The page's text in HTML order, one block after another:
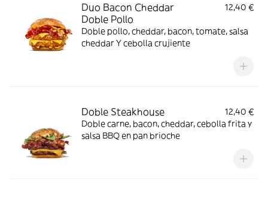
Duo Bacon Cheddar
Doble Pollo
12,40 €
Doble pollo, cheddar, bacon, tomate, salsa
cheddar Y cebolla crujiente
Doble Steakhouse
12,40 €
Doble carne, bacon, cheddar, cebolla frita y
salsa BBQ en pan brioche